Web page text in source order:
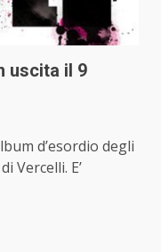
uscita il 9
d’esordio degli
Vercelli. E’